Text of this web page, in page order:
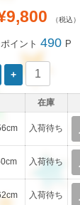
（税込）
イント 490 P
在庫
入荷待ち
入荷待ち
入荷待ち